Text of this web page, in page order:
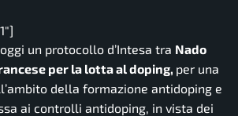
un protocollo d’Intesa tra Nado
per la lotta al doping, per una
della formazione antidoping e
ai controlli antidoping, in vista dei